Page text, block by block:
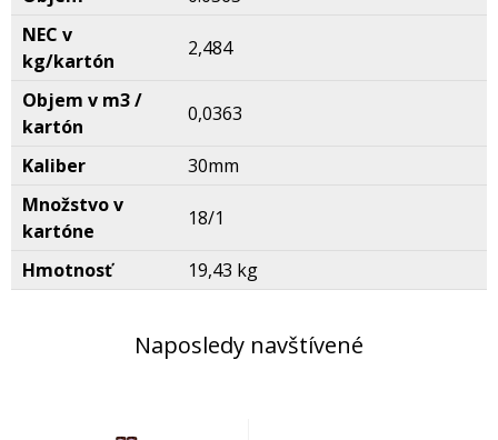
NEC v
kg/kartón
2,484
Objem v m3 /
kartón
0,0363
Kaliber
30mm
Množstvo v
kartóne
18/1
Hmotnosť 19,43 kg
Naposledy navštívené